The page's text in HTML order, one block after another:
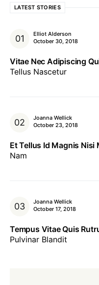
LATEST STORIES
Elliot Alderson
October 30, 2018
Vitae Nec Adipiscing
Tellus Nascetur
Joanna Wellick
October 23, 2018
Et Tellus Id Magnis Nisi
Nam
Joanna Wellick
October 17, 2018
Tempus Vitae Quis
Pulvinar Blandit